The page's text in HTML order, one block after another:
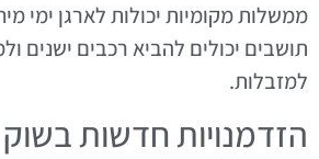
ממשלות מקומיות יכולות לארגן ימי
תושבים יכולים להביא רכבים ישנים
למזבלות.
הזדמנויות חדשות בשוק